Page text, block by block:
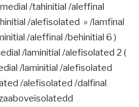
/tahinitial /aleffinal
/alefisolated » /lamfinal
/aleffinal /behinitial 6 )
/laminitial /alefisolated 2 (
/laminitial /alefisolated
/alefisolated /dalfinal